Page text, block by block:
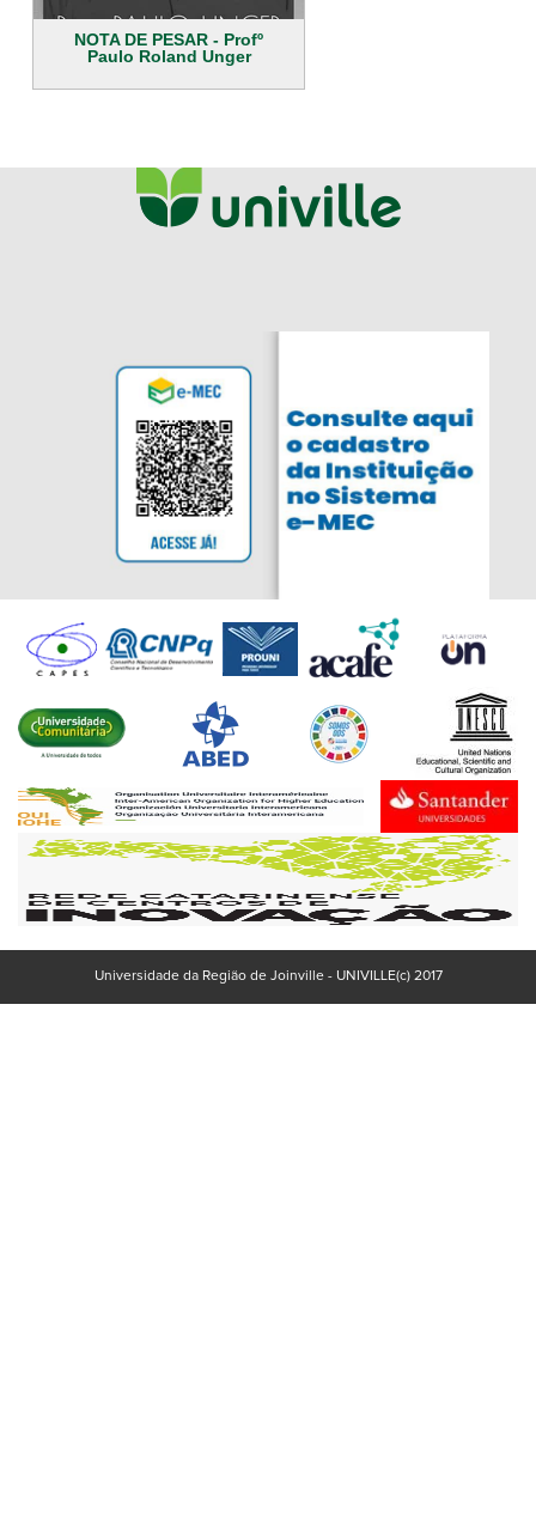
NOTA DE PESAR - Profº
Paulo Roland Unger
Universidade da Região de Joinville - UNIVILLE(c) 2017